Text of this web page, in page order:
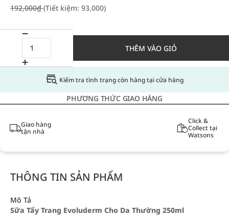
192,000₫(Tiết kiệm: 93,000)
THÊM VÀO GIỎ
Kiểm tra tình trạng còn hàng tại cửa hàng
PHƯƠNG THỨC GIAO HÀNG
Giao hàng
tận nhà
Click &
Collect tại
Watsons
THÔNG TIN SẢN PHẨM
Mô Tả
Sữa Tẩy Trang Evoluderm Cho Da Thường 250ml